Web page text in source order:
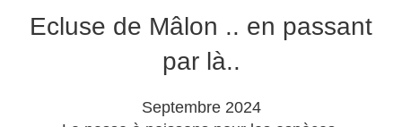
Ecluse de Mâlon .. en passant
par là..
Septembre 2024